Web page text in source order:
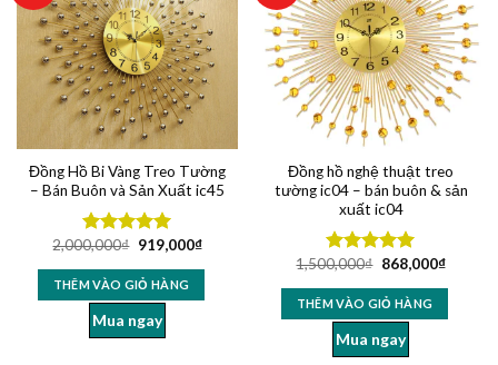
Đồng Hồ Bi Vàng Treo Tường
– Bán Buôn và Sản Xuất ic45
Được xếp
hạng5.00
5 sao
2,000,000₫ 919,000₫
THÊM VÀO GIỎ HÀNG
Mua ngay
Đồng hồ nghệ thuật treo
tường ic04 – bán buôn & sản
xuất ic04
Được xếp
hạng5.00
5 sao
1,500,000₫ 868,000₫
THÊM VÀO GIỎ HÀNG
Mua ngay